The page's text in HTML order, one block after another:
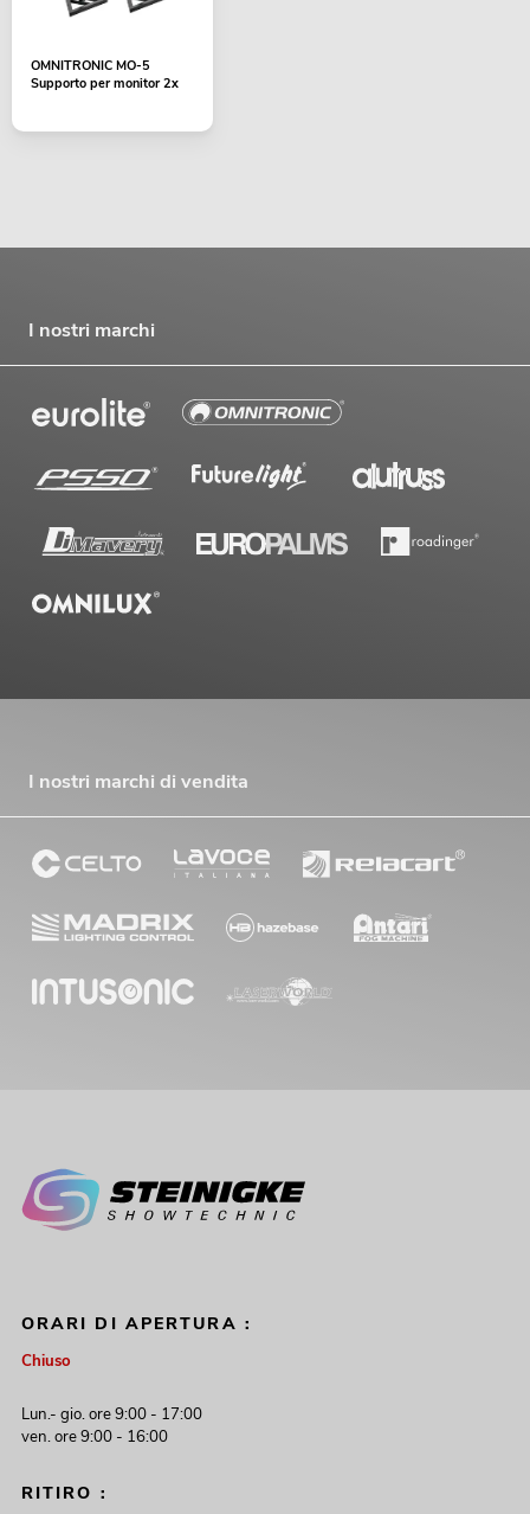
OMNITRONIC MO-5
Supporto per monitor 2x
I nostri marchi
I nostri marchi di vendita
ORARI DI APERTURA :
Chiuso
Lun.- gio. ore 9:00 - 17:00
ven. ore 9:00 - 16:00
RITIRO :